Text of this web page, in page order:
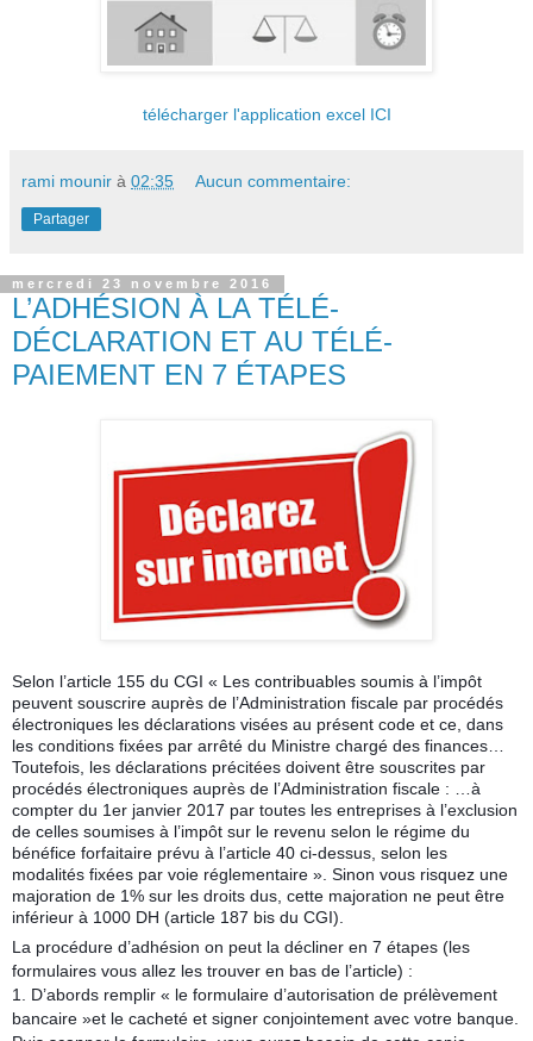
télécharger l'application excel ICI
rami mounir à 02:35 Aucun commentaire:
Partager
mercredi 23 novembre 2016
L’ADHÉSION À LA TÉLÉ-
DÉCLARATION ET AU TÉLÉ-
PAIEMENT EN 7 ÉTAPES
Selon l’article 155 du CGI « Les contribuables soumis à l’impôt
peuvent souscrire auprès de l’Administration fiscale par procédés
électroniques les déclarations visées au présent code et ce, dans
les conditions fixées par arrêté du Ministre chargé des finances…
Toutefois, les déclarations précitées doivent être souscrites par
procédés électroniques auprès de l’Administration fiscale : …à
compter du 1er janvier 2017 par toutes les entreprises à l’exclusion
de celles soumises à l’impôt sur le revenu selon le régime du
bénéfice forfaitaire prévu à l’article 40 ci-dessus, selon les
modalités fixées par voie réglementaire ». Sinon vous risquez une
majoration de 1% sur les droits dus, cette majoration ne peut être
inférieur à 1000 DH (article 187 bis du CGI).
La procédure d’adhésion on peut la décliner en 7 étapes (les
formulaires vous allez les trouver en bas de l’article) :
1. D’abords remplir « le formulaire d’autorisation de prélèvement
bancaire »et le cacheté et signer conjointement avec votre banque.